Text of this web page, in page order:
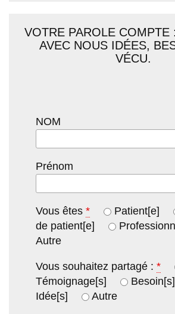
VOTRE PAROLE COMPTE
AVEC NOUS IDÉES,
VÉCU.
NOM
Prénom
Vous êtes * Patient[e]
de patient[e]
Autre
Vous souhaitez partagé : *
Témoignage[s]
Besoin[s]
Idée[s]
Autre